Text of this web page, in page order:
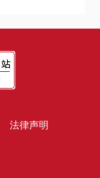
法律声明